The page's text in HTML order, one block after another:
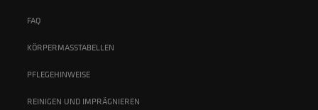
FAQ
KÖRPERMASSTABELLEN
PFLEGEHINWEISE
REINIGEN UND IMPRÄGNIEREN